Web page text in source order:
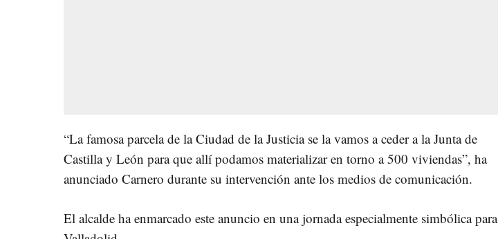
“La famosa parcela de la Ciudad de la Justicia se la vamos a ceder a la Junta de
Castilla y León para que allí podamos materializar en torno a 500 viviendas”, ha
anunciado Carnero durante su intervención ante los medios de comunicación.
El alcalde ha enmarcado este anuncio en una jornada especialmente simbólica para